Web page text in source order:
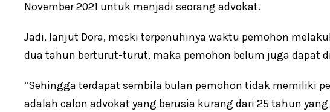
November 2021 untuk menjadi seorang advokat.
Jadi, lanjut Dora, meski terpenuhinya waktu pemohon
dua tahun berturut-turut, maka pemohon belum juga dapat
“Sehingga terdapat sembila bulan pemohon tidak memiliki
adalah calon advokat yang berusia kurang dari 25 tahun